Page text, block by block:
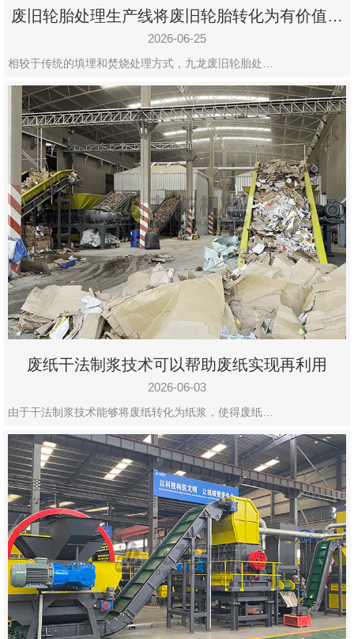
废旧轮胎处理生产线将废旧轮胎转化为有价值的
资源
2026-06-25
相较于传统的填埋和焚烧处理方式，九龙废旧轮胎处…
废纸干法制浆技术可以帮助废纸实现再利用
2026-06-03
由于干法制浆技术能够将废纸转化为纸浆，使得废纸…